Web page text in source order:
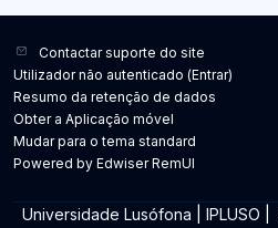
Contactar suporte do site
Utilizador não autenticado (Entrar)
Resumo da retenção de dados
Obter a Aplicação móvel
Mudar para o tema standard
Powered by Edwiser RemUI
Universidade Lusófona IPLUSO